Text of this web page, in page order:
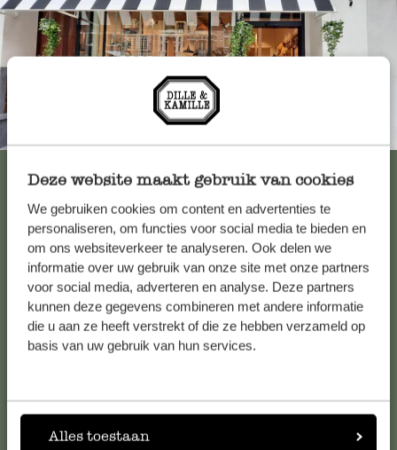
Deze website maakt gebruik van cookies
We gebruiken cookies om content en advertenties te
personaliseren, om functies voor social media te bieden en
om ons websiteverkeer te analyseren. Ook delen we
informatie over uw gebruik van onze site met onze partners
voor social media, adverteren en analyse. Deze partners
kunnen deze gegevens combineren met andere informatie
die u aan ze heeft verstrekt of die ze hebben verzameld op
basis van uw gebruik van hun services.
Alles toestaan
Immer in der Nähe
Kundenservice/Hilfe
Falls Sie Fragen haben oder Tipps und Hilfe brauchen, wenden
Sie sich bitte an unseren Kundenservice. Oder lesen Sie hier
Online-Kundenservice